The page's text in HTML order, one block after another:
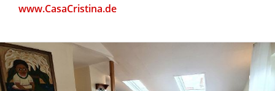
www.CasaCristina.de